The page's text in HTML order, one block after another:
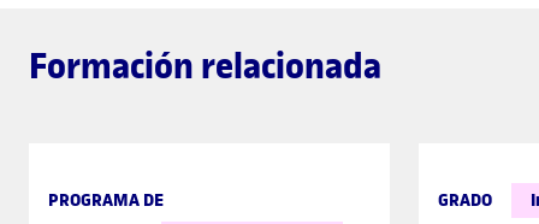
Formación relacionada
PROGRAMA DE
GRADO